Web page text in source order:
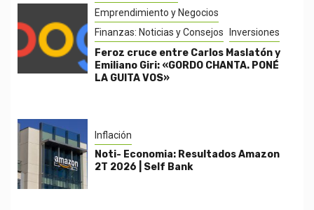
Emprendimiento y Negocios
Finanzas: Noticias y Consejos
Inversiones
Feroz cruce entre Carlos Maslatón y
Emiliano Giri: «GORDO CHANTA. PONÉ
LA GUITA VOS»
Inflación
Noti- Economia: Resultados Amazon
2T 2026 | Self Bank